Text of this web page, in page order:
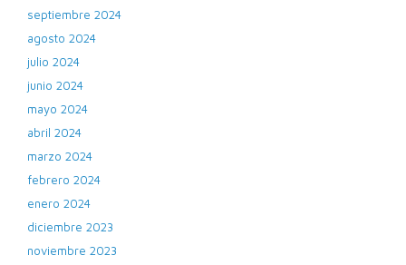
septiembre 2024
agosto 2024
julio 2024
junio 2024
mayo 2024
abril 2024
marzo 2024
febrero 2024
enero 2024
diciembre 2023
noviembre 2023